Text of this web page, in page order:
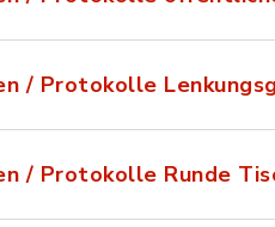
/ Protokolle
/ Protokolle Runde